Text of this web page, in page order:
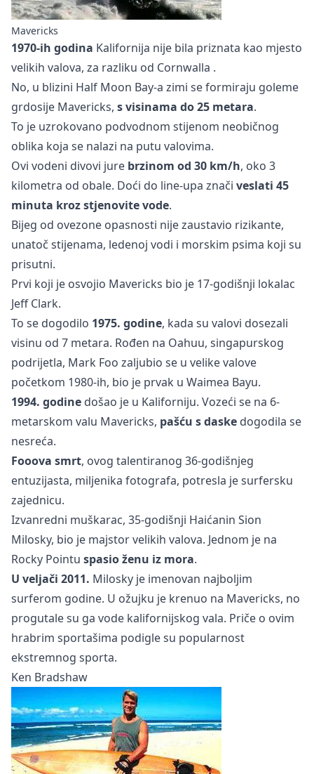
Mavericks
1970-ih godina Kalifornija nije bila priznata kao mjesto
velikih valova, za razliku od Cornwalla .
No, u blizini Half Moon Bay-a zimi se formiraju goleme
grdosije Mavericks, s visinama do 25 metara.
To je uzrokovano podvodnom stijenom neobičnog
oblika koja se nalazi na putu valovima.
Ovi vodeni divovi jure brzinom od 30 km/h, oko 3
kilometra od obale. Doći do line-upa znači veslati 45
minuta kroz stjenovite vode.
Bijeg od ovezone opasnosti nije zaustavio rizikante,
unatoč stijenama, ledenoj vodi i morskim psima koji su
prisutni.
Prvi koji je osvojio Mavericks bio je 17-godišnji lokalac
Jeff Clark.
To se dogodilo 1975. godine, kada su valovi dosezali
visinu od 7 metara. Rođen na Oahuu, singapurskog
podrijetla, Mark Foo zaljubio se u velike valove
početkom 1980-ih, bio je prvak u Waimea Bayu.
1994. godine došao je u Kaliforniju. Vozeći se na 6-
metarskom valu Mavericks, pašću s daske dogodila se
nesreća.
Fooova smrt, ovog talentiranog 36-godišnjeg
entuzijasta, miljenika fotografa, potresla je surfersku
zajednicu.
Izvanredni muškarac, 35-godišnji Haićanin Sion
Milosky, bio je majstor velikih valova. Jednom je na
Rocky Pointu spasio ženu iz mora.
U veljači 2011. Milosky je imenovan najboljim
surferom godine. U ožujku je krenuo na Mavericks, no
progutale su ga vode kalifornijskog vala. Priče o ovim
hrabrim sportašima podigle su popularnost
ekstremnog sporta.
Ken Bradshaw